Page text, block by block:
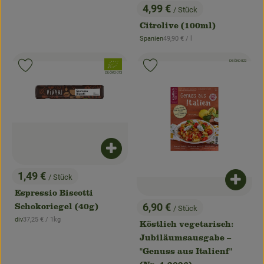
, Preis:
4,99 € / Stück
Citrolive (100ml)
, Herkunft:
Spanien, Referenzpreis:
49,90 € / l
, Preis:
1,49 € / Stück
Espressio Biscotti
Schokoriegel (40g)
, Herkunft:
div, Referenzpreis:
37,25 € / 1kg
Produkt zum Warenkorb hinzufügen
, Verband:
, Kontrollstelle:
DE-ÖKO-013
Produkt zu Favouriten hinzufügen
, Preis:
6,90 € / Stück
Köstlich vegetarisch:
Jubiläumsausgabe –
"Genuss aus Italienf"
, Kontrollstelle:
DE-ÖKO-022